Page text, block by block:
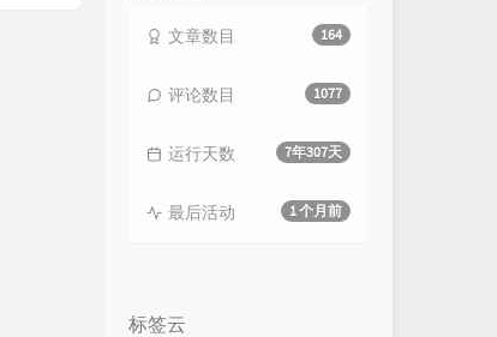
164
文章数目
1077
评论数目
7年307天
运行天数
1 个月前
最后活动
标签云